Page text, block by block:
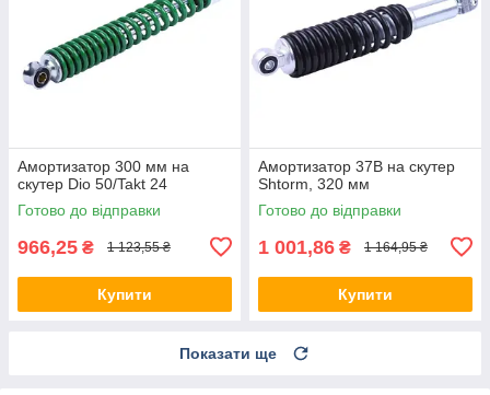
Амортизатор 300 мм на
скутер Dio 50/Takt 24
Готово до відправки
966,25 ₴ 1 123,55 ₴
Купити
Амортизатор 37B на скутер
Shtorm, 320 мм
Готово до відправки
1 001,86 ₴ 1 164,95 ₴
Купити
Показати ще